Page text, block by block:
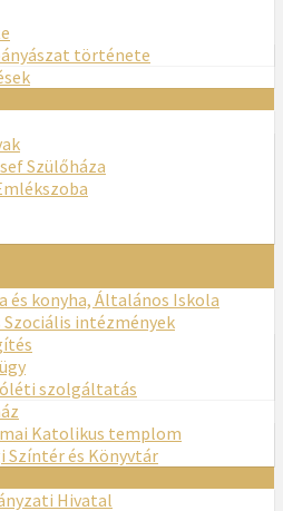
története
Szülőháza
és konyha, Általános Iskola
Szociális intézmények
szolgáltatás
Katolikus templom
Színtér és Könyvtár
Hivatal